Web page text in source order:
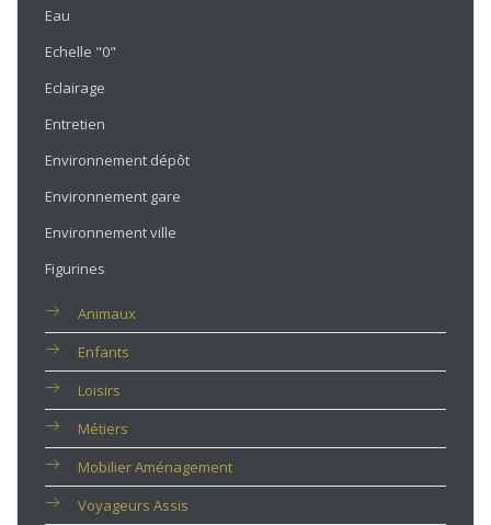
Eau
Echelle "0"
Eclairage
Entretien
Environnement dépôt
Environnement gare
Environnement ville
Figurines
Animaux
Enfants
Loisirs
Métiers
Mobilier Aménagement
Voyageurs Assis